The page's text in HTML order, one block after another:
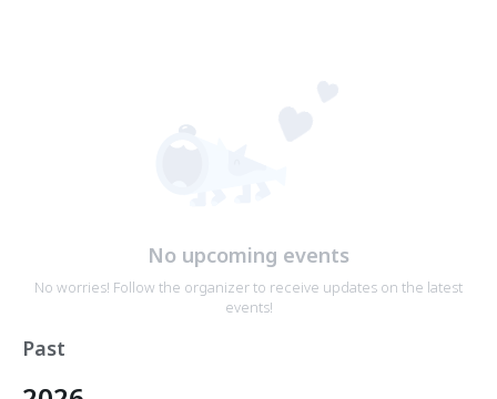
No upcoming events
No worries! Follow the organizer to receive updates on the latest
events!
Past